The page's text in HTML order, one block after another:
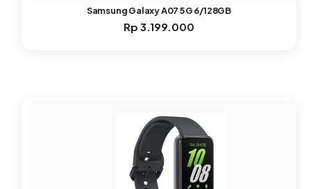
Samsung Galaxy A07 5G 6/128GB
Rp 3.199.000